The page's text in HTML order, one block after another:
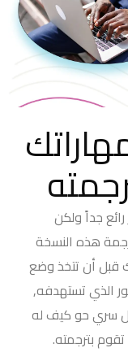
جداً ولكن
هذه النسخة
قبل أن تتخذ وضع
الذي تستهدفه,
سري حو كيف له
بترجمته.